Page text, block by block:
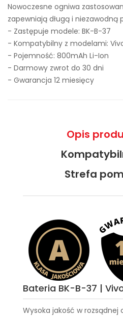
Nowoczesne ogniwa
zapewniają długą i niezawodną
- Zastępuje modele: BK-B-37
- Kompatybilny z modelami: Vivo
- Pojemność: 800mAh Li-Ion
- Darmowy zwrot do 30 dni
- Gwarancja 12 miesięcy
Opis
Strefa
Bateria BK-B-37 |
Wysoka jakość w rozsądnej